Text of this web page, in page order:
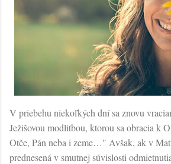
V priebehu niekoľkých dní sa znovu
Ježišovou modlitbou, ktorou sa obracia k
Otče, Pán neba i zeme…" Avšak, ak v
prednesená v smutnej súvislosti